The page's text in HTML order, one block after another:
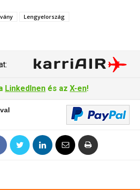
Lengyelország
LinkedInen és az X-en!